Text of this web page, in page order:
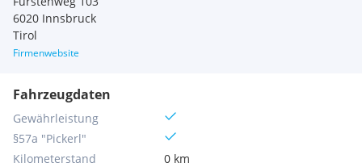
6020 Innsbruck
Tirol
Firmenwebsite
Fahrzeugdaten
Gewährleistung
§57a "Pickerl"
Kilometerstand
0 km